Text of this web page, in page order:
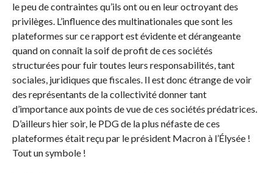
le peu de contraintes qu’ils ont ou en leur octroyant des
privilèges. L’influence des multinationales que sont les
plateformes sur ce rapport est évidente et dérangeante
quand on connaît la soif de profit de ces sociétés
structurées pour fuir toutes leurs responsabilités, tant
sociales, juridiques que fiscales. Il est donc étrange de voir
des représentants de la collectivité donner tant
d’importance aux points de vue de ces sociétés prédatrices.
D’ailleurs hier soir, le PDG de la plus néfaste de ces
plateformes était reçu par le président Macron à l’Élysée !
Tout un symbole !